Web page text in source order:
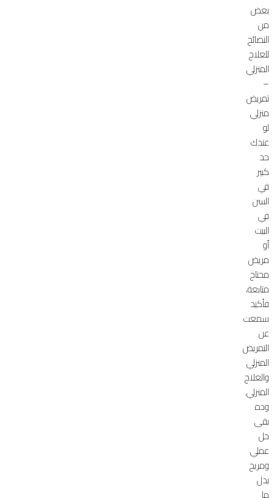
بعض
من
النصائح
للعلاج
المنزلي
–
تمريض
منزلي
لو
عندك
حد
كبير
في
السن
في
البيت
أو
مريض
محتاج
متابعة،
فأكيد
سمعت
عن
التمريض
المنزلي
والعلاج
المنزلي.
وده
بقى
حل
عملي
ومريح
بدل